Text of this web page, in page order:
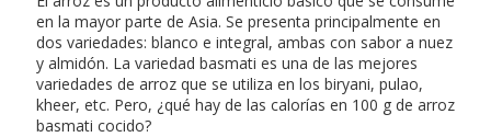
en la mayor parte de Asia. Se presenta principalmente en
dos variedades: blanco e integral, ambas con sabor a nuez
y almidón. La variedad basmati es una de las mejores
variedades de arroz que se utiliza en los biryani, pulao,
kheer, etc. Pero, ¿qué hay de las calorías en 100 g de arroz
basmati cocido?